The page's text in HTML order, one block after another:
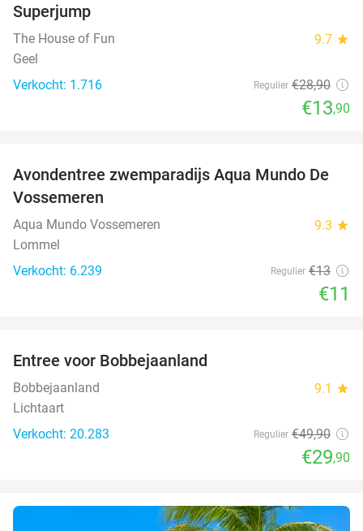
Superjump
The House of Fun 9.7 star
Geel
Verkocht: 1.716
Regulier €28,90
€13,90
15%
Avondentree zwemparadijs Aqua Mundo De
Vossemeren
Aqua Mundo Vossemeren 9.3 star
Lommel
Verkocht: 6.239
Regulier €13
€11
Entree voor Bobbejaanland
Bobbejaanland 9.1 star
Lichtaart
Verkocht: 20.283
Regulier €49,90
€29,90